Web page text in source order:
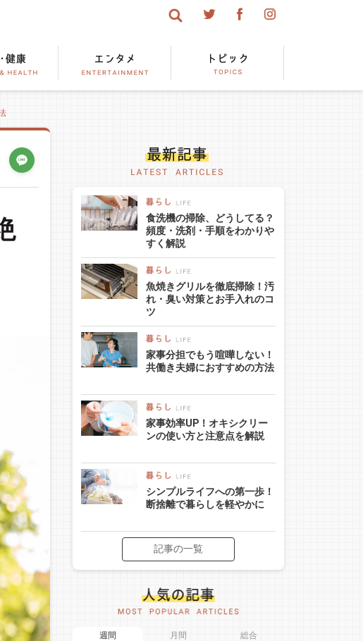
食洗機の掃除、どうしてる？
頻度・洗剤・手順をわかりや
すく解説
魚焼きグリルを徹底掃除！汚
れ・臭い対策とお手入れのコ
ツ
家事分担でもう喧嘩しない！
共働き夫婦におすすめの方法
家事効率UP！オキシクリー
ンの使い方と注意点を解説
シンプルライフへの第一歩！
断捨離で暮らしを軽やかに
記事の一覧
週間 月間 総合